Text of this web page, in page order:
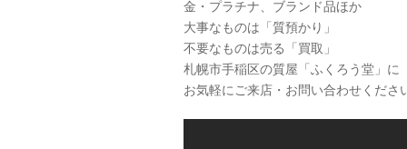
金・プラチナ、ブランド品ほか
大事なものは「質預かり」
不要なものは売る「買取」
札幌市手稲区の質屋「ふくろう堂」に
お気軽にご来店・お問い合わせくださ